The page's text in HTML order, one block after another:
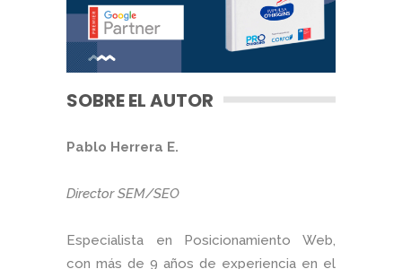
SOBRE EL AUTOR
Pablo Herrera E.
Director SEM/SEO
Especialista en Posicionamiento Web,
con más de 9 años de experiencia en el